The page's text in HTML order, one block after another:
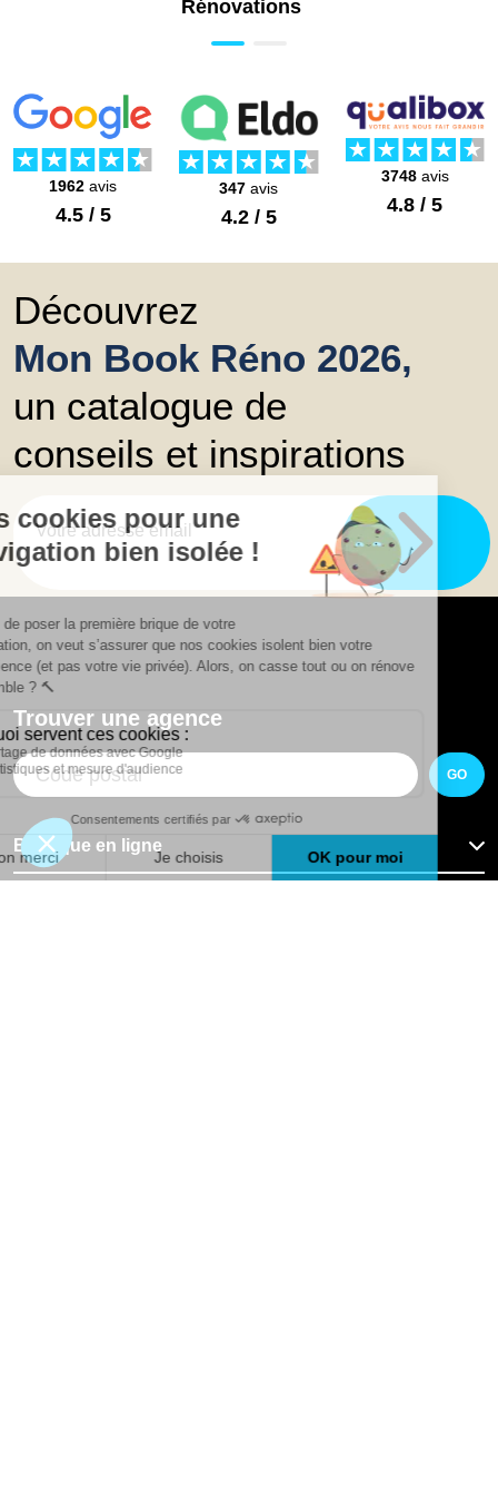
Rénovations
1962 avis
4.5 / 5
347 avis
4.2 / 5
3748avis
4.8 / 5
Découvrez
Mon Book Réno 2026,
un catalogue de
conseils et inspirations
Trouver une agence
GO
Boutique en ligne